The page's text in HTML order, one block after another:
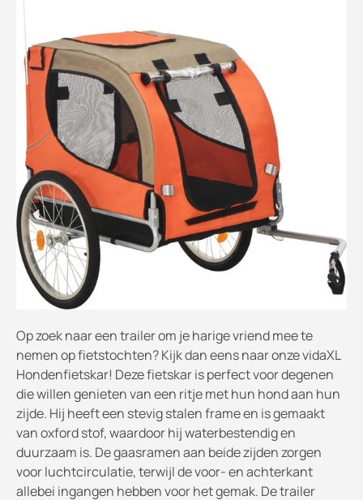
Op zoek naar een trailer om je harige vriend mee te
nemen op fietstochten? Kijk dan eens naar onze vidaXL
Hondenfietskar! Deze fietskar is perfect voor degenen
die willen genieten van een ritje met hun hond aan hun
zijde. Hij heeft een stevig stalen frame en is gemaakt
van oxford stof, waardoor hij waterbestendig en
duurzaam is. De gaasramen aan beide zijden zorgen
voor luchtcirculatie, terwijl de voor- en achterkant
allebei ingangen hebben voor het gemak. De trailer